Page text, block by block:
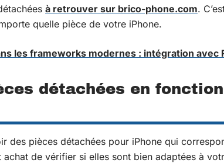
à retrouver sur brico-phone.com.
quelle pièce de votre iPhone.
les frameworks modernes : intégration avec
détachées en
des pièces détachées pour iPhone qui
de vérifier si elles sont bien adaptées à